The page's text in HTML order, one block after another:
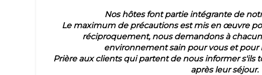
Nos hôtes font partie intégrante de
Le maximum de précautions est mis en œuvre
réciproquement, nous demandons à
environnement sain pour vous et pour
Prière aux clients qui partent de nous informer s'ils
après leur séjour.